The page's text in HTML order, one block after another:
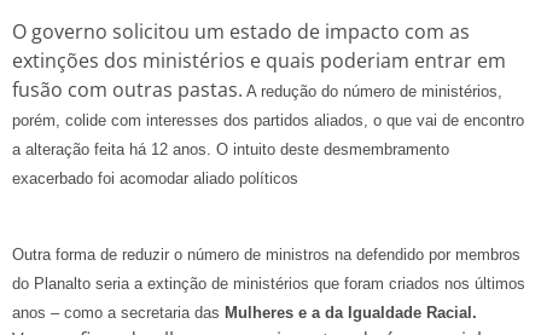
O governo solicitou um estado de impacto com as
extinções dos ministérios e quais poderiam entrar em
fusão com outras pastas. A redução do número de ministérios,
porém, colide com interesses dos partidos aliados, o que vai de encontro
a alteração feita há 12 anos. O intuito deste desmembramento
exacerbado foi acomodar aliado políticos
Outra forma de reduzir o número de ministros na defendido por membros
do Planalto seria a extinção de ministérios que foram criados nos últimos
anos – como a secretaria das Mulheres e a da Igualdade Racial.